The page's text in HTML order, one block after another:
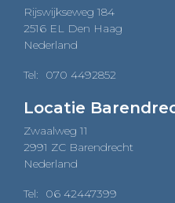
Rijswijkseweg 184
2516 EL Den Haag
Nederland
Tel: 070 4492852
Locatie
Zwaalweg 11
2991 ZC Barendrecht
Nederland
Tel: 06 42447399